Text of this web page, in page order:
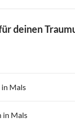
deinen
Mals
in Mals